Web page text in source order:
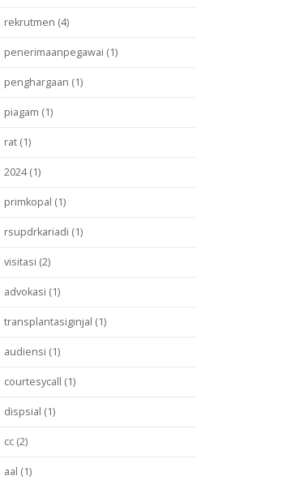
rekrutmen (4)
penerimaanpegawai (1)
penghargaan (1)
piagam (1)
rat (1)
2024 (1)
primkopal (1)
rsupdrkariadi (1)
visitasi (2)
advokasi (1)
transplantasiginjal (1)
audiensi (1)
courtesycall (1)
dispsial (1)
cc (2)
aal (1)